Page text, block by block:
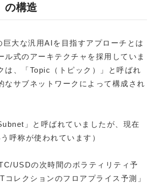
の構造
大な汎用AIを目指すアプローチとは
ル式のアーキテクチャを採用していま
は、「Topic（トピック）」と呼ばれ
なサブネットワークによって構成され
」と呼ばれていましたが、現在
呼称が使われています）
USDの次時間のボラティリティ予
コレクションのフロアプライス予測」